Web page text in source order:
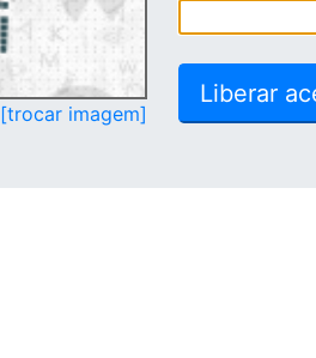
[trocar imagem]